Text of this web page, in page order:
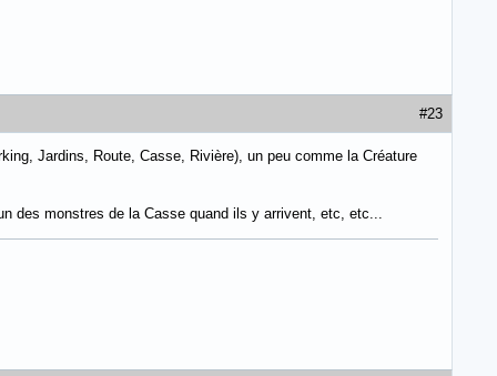
#23
Jardins, Route, Casse, Rivière), un peu comme la Créature
des monstres de la Casse quand ils y arrivent, etc, etc...